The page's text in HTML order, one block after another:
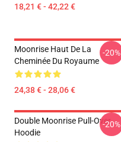
18,21 € - 42,22 €
Moonrise Haut De La
Cheminée Du Royaume
24,38 € - 28,06 €
-20%
Double Moonrise Pull-Over
Hoodie
-20%